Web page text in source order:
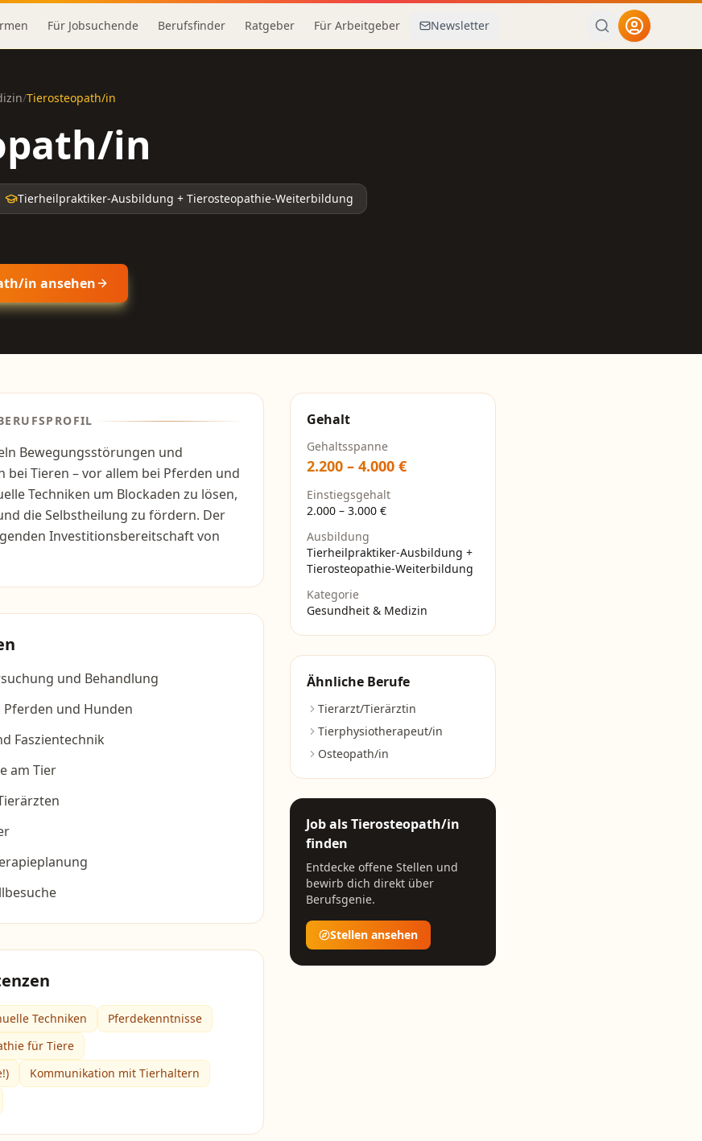
Für Jobsuchende Berufsfinder Ratgeber Für Arbeitgeber Newsletter
/Tierosteopath/in
in
Tierheilpraktiker-Ausbildung + Tierosteopathie-Weiterbildung
in ansehen
Bewegungsstörungen und
Tieren – vor allem bei Pferden und
Techniken um Blockaden zu lösen,
die Selbstheilung zu fördern. Der
Investitionsbereitschaft von
und Behandlung
und Hunden
Faszientechnik
am Tier
Techniken
Pferdekenntnisse
für Tiere
Kommunikation mit Tierhaltern
Gehalt
Gehaltsspanne
2.200 – 4.000 €
Einstiegsgehalt
2.000 – 3.000 €
Ausbildung
Tierheilpraktiker-Ausbildung +
Tierosteopathie-Weiterbildung
Kategorie
Gesundheit & Medizin
Ähnliche Berufe
Tierarzt/Tierärztin
Tierphysiotherapeut/in
Osteopath/in
Job alsTierosteopath/in
finden
Entdecke offene Stellen und
bewirb dich direkt über
Berufsgenie.
Stellen ansehen